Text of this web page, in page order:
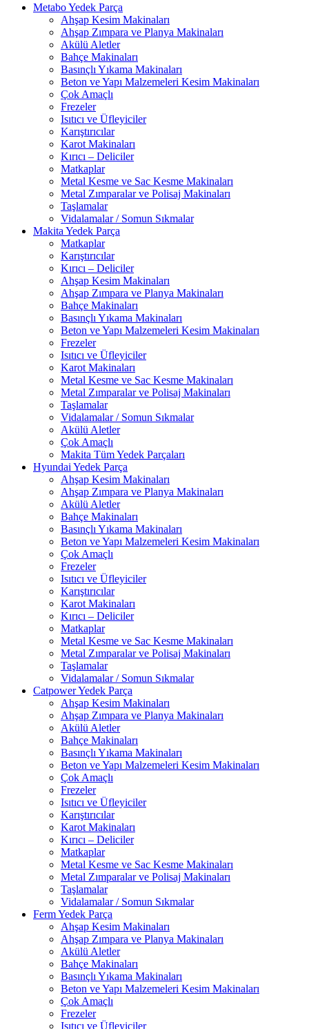
Metabo Yedek Parça
Ahşap Kesim Makinaları
Ahşap Zımpara ve Planya Makinaları
Akülü Aletler
Bahçe Makinaları
Basınçlı Yıkama Makinaları
Beton ve Yapı Malzemeleri Kesim Makinaları
Çok Amaçlı
Frezeler
Isıtıcı ve Üfleyiciler
Karıştırıcılar
Karot Makinaları
Kırıcı – Deliciler
Matkaplar
Metal Kesme ve Sac Kesme Makinaları
Metal Zımparalar ve Polisaj Makinaları
Taşlamalar
Vidalamalar / Somun Sıkmalar
Makita Yedek Parça
Matkaplar
Karıştırıcılar
Kırıcı – Deliciler
Ahşap Kesim Makinaları
Ahşap Zımpara ve Planya Makinaları
Bahçe Makinaları
Basınçlı Yıkama Makinaları
Beton ve Yapı Malzemeleri Kesim Makinaları
Frezeler
Isıtıcı ve Üfleyiciler
Karot Makinaları
Metal Kesme ve Sac Kesme Makinaları
Metal Zımparalar ve Polisaj Makinaları
Taşlamalar
Vidalamalar / Somun Sıkmalar
Akülü Aletler
Çok Amaçlı
Makita Tüm Yedek Parçaları
Hyundai Yedek Parça
Ahşap Kesim Makinaları
Ahşap Zımpara ve Planya Makinaları
Akülü Aletler
Bahçe Makinaları
Basınçlı Yıkama Makinaları
Beton ve Yapı Malzemeleri Kesim Makinaları
Çok Amaçlı
Frezeler
Isıtıcı ve Üfleyiciler
Karıştırıcılar
Karot Makinaları
Kırıcı – Deliciler
Matkaplar
Metal Kesme ve Sac Kesme Makinaları
Metal Zımparalar ve Polisaj Makinaları
Taşlamalar
Vidalamalar / Somun Sıkmalar
Catpower Yedek Parça
Ahşap Kesim Makinaları
Ahşap Zımpara ve Planya Makinaları
Akülü Aletler
Bahçe Makinaları
Basınçlı Yıkama Makinaları
Beton ve Yapı Malzemeleri Kesim Makinaları
Çok Amaçlı
Frezeler
Isıtıcı ve Üfleyiciler
Karıştırıcılar
Karot Makinaları
Kırıcı – Deliciler
Matkaplar
Metal Kesme ve Sac Kesme Makinaları
Metal Zımparalar ve Polisaj Makinaları
Taşlamalar
Vidalamalar / Somun Sıkmalar
Ferm Yedek Parça
Ahşap Kesim Makinaları
Ahşap Zımpara ve Planya Makinaları
Akülü Aletler
Bahçe Makinaları
Basınçlı Yıkama Makinaları
Beton ve Yapı Malzemeleri Kesim Makinaları
Çok Amaçlı
Frezeler
Isıtıcı ve Üfleyiciler